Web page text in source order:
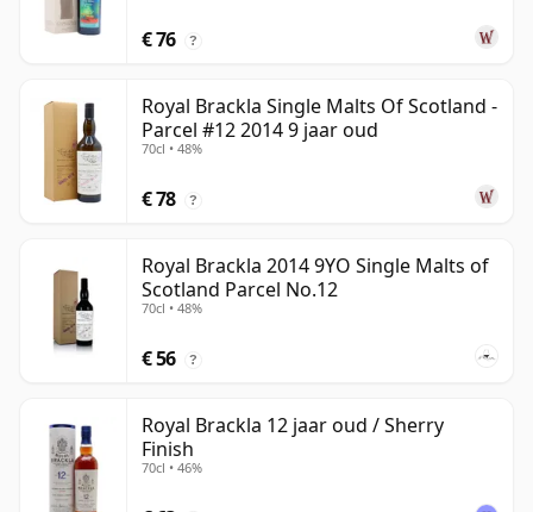
€ 76 ?
Royal Brackla Single Malts Of Scotland -
Parcel #12 2014 9 jaar oud
70cl • 48%
€ 78 ?
Royal Brackla 2014 9YO Single Malts of
Scotland Parcel No.12
70cl • 48%
€ 56 ?
Royal Brackla 12 jaar oud / Sherry
Finish
70cl • 46%